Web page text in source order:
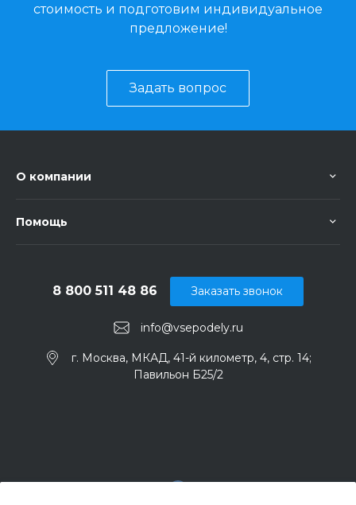
стоимость и подготовим индивидуальное
предложение!
Задать вопрос
О компании
Помощь
info@vsepodely.ru
8 800 511 48 86
г. Москва, МКАД, 41-й километр, 4, стр. 14;
Павильон Б25/2
Заказать звонок